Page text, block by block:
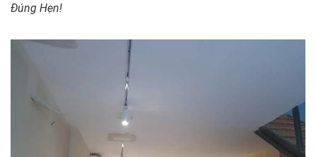
Đúng Hẹn!